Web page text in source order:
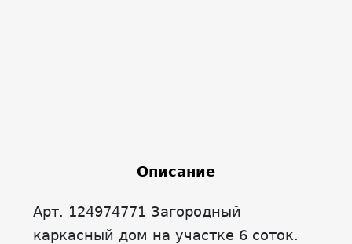
Описание
Арт. 124974771 Загородный
каркасный дом на участке 6 соток.